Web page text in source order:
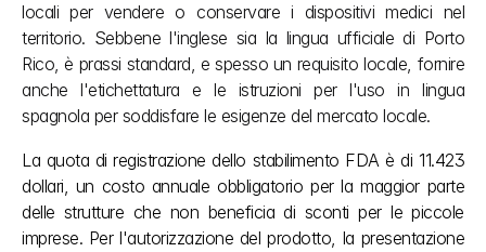
locali per vendere o conservare i dispositivi medici nel
territorio. Sebbene l'inglese sia la lingua ufficiale di Porto
Rico, è prassi standard, e spesso un requisito locale, fornire
anche l'etichettatura e le istruzioni per l'uso in lingua
spagnola per soddisfare le esigenze del mercato locale.
La quota di registrazione dello stabilimento FDA è di 11.423
dollari, un costo annuale obbligatorio per la maggior parte
delle strutture che non beneficia di sconti per le piccole
imprese. Per l'autorizzazione del prodotto, la presentazione